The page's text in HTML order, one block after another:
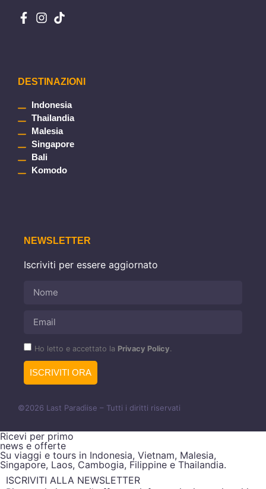
DESTINAZIONI
Indonesia
Thailandia
Malesia
Singapore
Bali
Komodo
NEWSLETTER
Iscriviti per essere aggiornato
Ho letto e accettato la Privacy Policy.
ISCRIVITI ORA
©2026 Last Paradìise – Tutti i diritti riservati
Ricevi per primo
news e offerte
Su viaggi e tours in Indonesia, Vietnam, Malesia,
Singapore, Laos, Cambogia, Filippine e Thailandia.
ISCRIVITI ALLA NEWSLETTER